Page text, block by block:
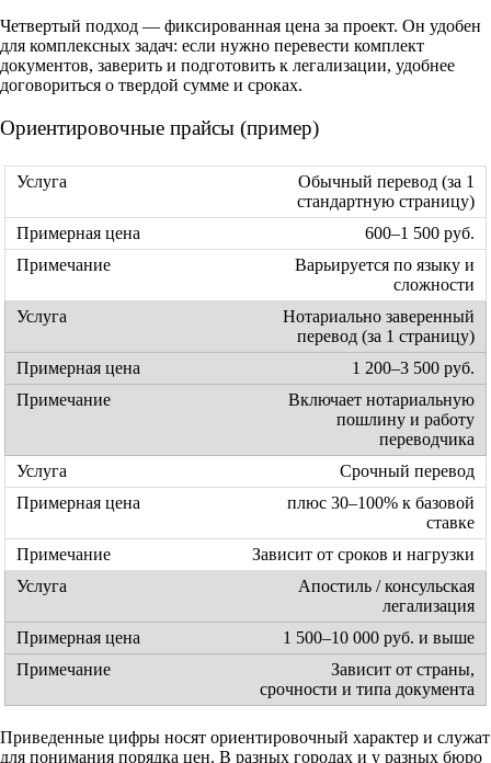
Четвертый подход — фиксированная цена за проект. Он удобен
для комплексных задач: если нужно перевести комплект
документов, заверить и подготовить к легализации, удобнее
договориться о твердой сумме и сроках.
Ориентировочные прайсы (пример)
Обычный перевод (за 1
стандартную страницу)
600–1 500 руб.
Варьируется по языку и
сложности
Нотариально заверенный
перевод (за 1 страницу)
1 200–3 500 руб.
Включает нотариальную
пошлину и работу
переводчика
Срочный перевод
плюс 30–100% к базовой
ставке
Зависит от сроков и нагрузки
Апостиль / консульская
легализация
1 500–10 000 руб. и выше
Зависит от страны,
срочности и типа документа
Приведенные цифры носят ориентировочный характер и служат
для понимания порядка цен. В разных городах и у разных бюро